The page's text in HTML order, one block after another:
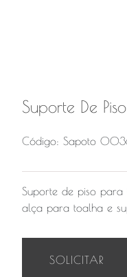
Suporte De Piso
Código: Sapoto
Suporte de piso
alça para toalha e
SOLICITAR